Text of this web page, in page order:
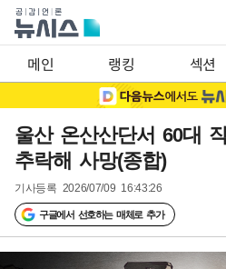
메인 랭킹 섹션
울산 온산산단서 60대
추락해 사망(종합)
기사등록 2026/07/09 16:43:26
구글에서 선호하는 매체로 추가